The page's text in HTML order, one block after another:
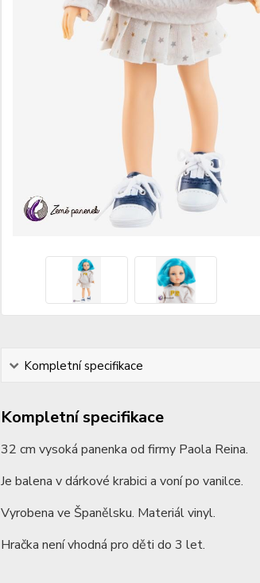
Kompletní specifikace
Kompletní specifikace
32 cm vysoká panenka od firmy Paola Reina.
Je balena v dárkové krabici a voní po vanilce.
Vyrobena ve Španělsku. Materiál vinyl.
Hračka není vhodná pro děti do 3 let.